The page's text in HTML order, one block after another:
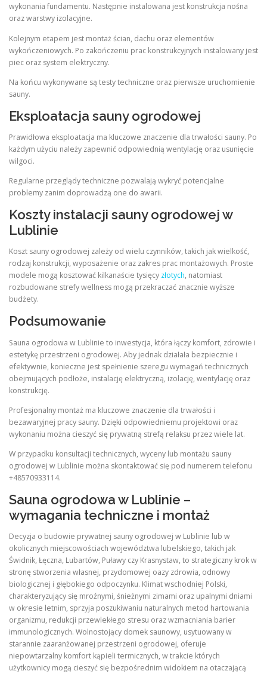
wykonania fundamentu. Następnie instalowana jest konstrukcja nośna
oraz warstwy izolacyjne.
Kolejnym etapem jest montaż ścian, dachu oraz elementów
wykończeniowych. Po zakończeniu prac konstrukcyjnych instalowany jest
piec oraz system elektryczny.
Na końcu wykonywane są testy techniczne oraz pierwsze uruchomienie
sauny.
Eksploatacja sauny ogrodowej
Prawidłowa eksploatacja ma kluczowe znaczenie dla trwałości sauny. Po
każdym użyciu należy zapewnić odpowiednią wentylację oraz usunięcie
wilgoci.
Regularne przeglądy techniczne pozwalają wykryć potencjalne
problemy zanim doprowadzą one do awarii.
Koszty instalacji sauny ogrodowej w
Lublinie
Koszt sauny ogrodowej zależy od wielu czynników, takich jak wielkość,
rodzaj konstrukcji, wyposażenie oraz zakres prac montażowych. Proste
modele mogą kosztować kilkanaście tysięcy złotych, natomiast
rozbudowane strefy wellness mogą przekraczać znacznie wyższe
budżety.
Podsumowanie
Sauna ogrodowa w Lublinie to inwestycja, która łączy komfort, zdrowie i
estetykę przestrzeni ogrodowej. Aby jednak działała bezpiecznie i
efektywnie, konieczne jest spełnienie szeregu wymagań technicznych
obejmujących podłoże, instalację elektryczną, izolację, wentylację oraz
konstrukcję.
Profesjonalny montaż ma kluczowe znaczenie dla trwałości i
bezawaryjnej pracy sauny. Dzięki odpowiedniemu projektowi oraz
wykonaniu można cieszyć się prywatną strefą relaksu przez wiele lat.
W przypadku konsultacji technicznych, wyceny lub montażu sauny
ogrodowej w Lublinie można skontaktować się pod numerem telefonu
+48570933114.
Sauna ogrodowa w Lublinie –
wymagania techniczne i montaż
Decyzja o budowie prywatnej sauny ogrodowej w Lublinie lub w
okolicznych miejscowościach województwa lubelskiego, takich jak
Świdnik, Łęczna, Lubartów, Puławy czy Krasnystaw, to strategiczny krok w
stronę stworzenia własnej, przydomowej oazy zdrowia, odnowy
biologicznej i głębokiego odpoczynku. Klimat wschodniej Polski,
charakteryzujący się mroźnymi, śnieżnymi zimami oraz upalnymi dniami
w okresie letnim, sprzyja poszukiwaniu naturalnych metod hartowania
organizmu, redukcji przewlekłego stresu oraz wzmacniania barier
immunologicznych. Wolnostojący domek saunowy, usytuowany w
starannie zaaranżowanej przestrzeni ogrodowej, oferuje
niepowtarzalny komfort kąpieli termicznych, w trakcie których
użytkownicy mogą cieszyć się bezpośrednim widokiem na otaczającą